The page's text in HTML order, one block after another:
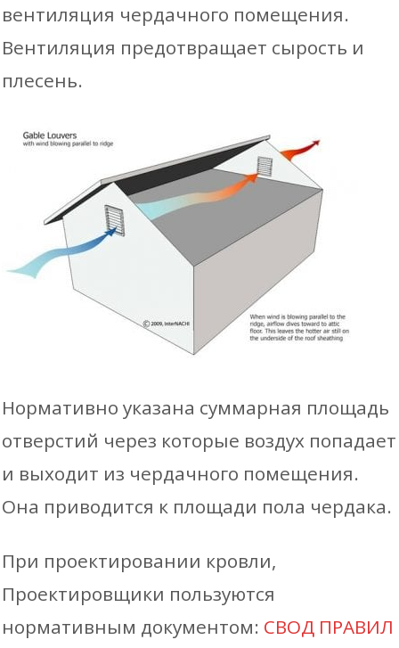
вентиляция чердачного помещения.
Вентиляция предотвращает сырость и
плесень.
Нормативно указана суммарная площадь
отверстий через которые воздух попадает
и выходит из чердачного помещения.
Она приводится к площади пола чердака.
При проектировании кровли,
Проектировщики пользуются
нормативным документом: СВОД ПРАВИЛ